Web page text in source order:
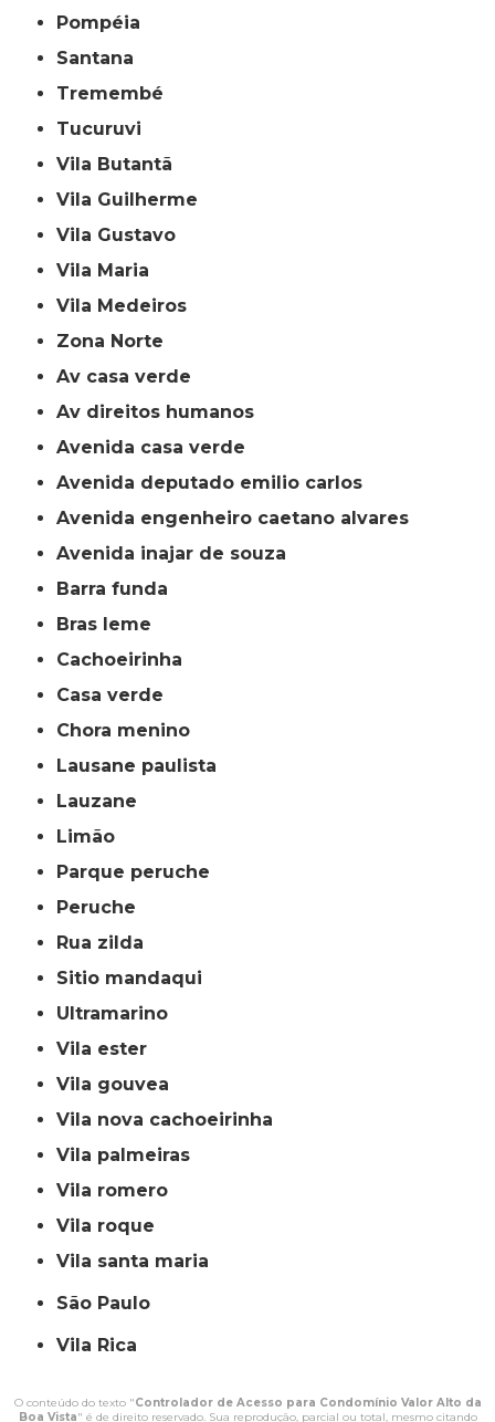
Pompéia
Santana
Tremembé
Tucuruvi
Vila Butantã
Vila Guilherme
Vila Gustavo
Vila Maria
Vila Medeiros
Zona Norte
av casa verde
av direitos humanos
avenida casa verde
avenida deputado emilio carlos
avenida engenheiro caetano alvares
avenida inajar de souza
barra funda
bras leme
cachoeirinha
casa verde
chora menino
lausane paulista
lauzane
limão
parque peruche
peruche
rua zilda
sitio mandaqui
ultramarino
vila ester
vila gouvea
vila nova cachoeirinha
vila palmeiras
vila romero
vila roque
vila santa maria
São Paulo
Vila Rica
O conteúdo do texto "Controlador de Acesso para Condomínio Valor Alto da
Boa Vista" é de direito reservado. Sua reprodução, parcial ou total, mesmo citando